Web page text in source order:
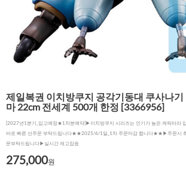
제일복권 이치방쿠지 공각기동대 쿠사나기
마 22cm 전세계 500개 한정 [3366956]
[2027년1분기_입고예정★1차분예약]▶이치방쿠지 시리즈는 인기가 높은 캐릭터라
바로 빠른 선주문 부탁드립니다★★2025/6/1일_1차 주문마감 합니다★★▶주문시 취
문부탁드립니다▶실시간 재고잡음
275,000원